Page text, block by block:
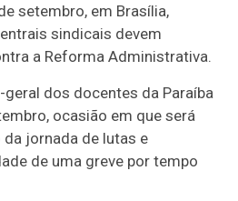
setembro, em Brasília,
sindicais devem
a Reforma Administrativa.
dos docentes da Paraíba
ocasião em que será
jornada de lutas e
de uma greve por tempo